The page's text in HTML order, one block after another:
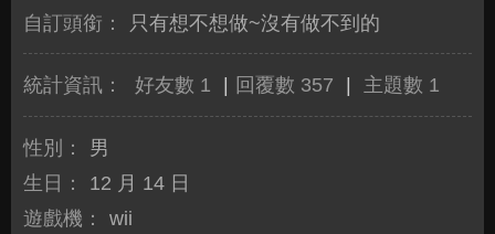
自訂頭銜：
只有想不想做~沒有做不到的
統計資訊： 好友數 1 回覆數 357 主題數 1
性別：
男
生日：
12 月 14 日
遊戲機：
wii